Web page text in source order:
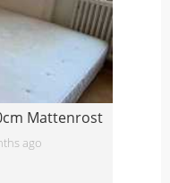
Mattenrost
ago